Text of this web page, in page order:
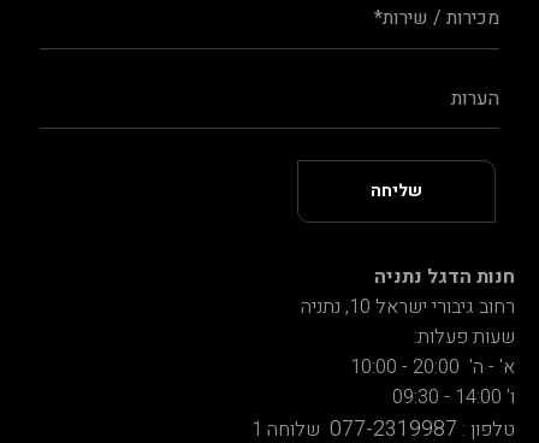
חנות הדגל נתניה
רחוב גיבורי ישראל 10, נתניה
שעות פעלות:
א' - ה' 20:00 - 10:00
ו' 14:00 - 09:30
טלפון : 077-2319987 שלוחה 1